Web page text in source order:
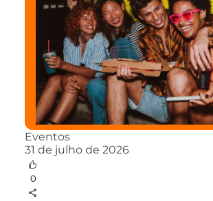
Eventos
31 de julho de 2026
0